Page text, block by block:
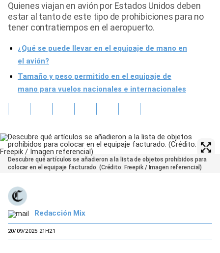
Tendencias Mix
Quienes viajan en avión por Estados Unidos deben
estar al tanto de este tipo de prohibiciones para no
tener contratiempos en el aeropuerto.
¿Qué se puede llevar en el equipaje de mano en
el avión?
Tamaño y peso permitido en el equipaje de
mano para vuelos nacionales e internacionales
Descubre qué artículos se añadieron a la lista de objetos prohibidos para
colocar en el equipaje facturado. (Crédito: Freepik / Imagen referencial)
Redacción Mix
20/09/2025 21H21